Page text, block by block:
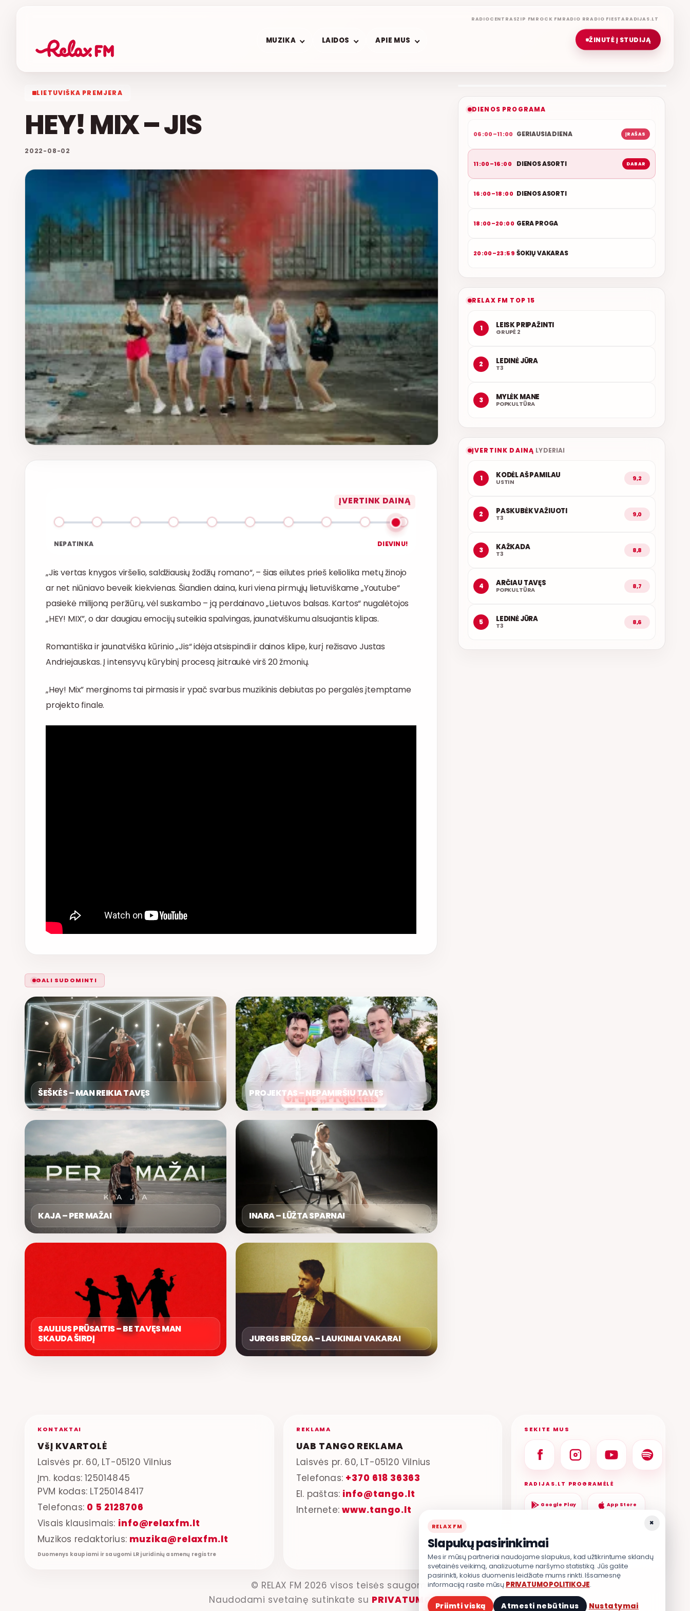
RADIOCENTRASZIP FM ROCK FM RADIO RRADIO FIESTARADIJAS.LT
ŽINUTĖ Į STUDIJĄ
MUZIKA LAIDOS APIE MUS
LIETUVIŠKA PREMJERA
HEY! MIX – JIS
2022-08-02
ĮVERTINK DAINĄ
NEPATINKA DIEVINU!
„Jis vertas knygos viršelio, saldžiausių žodžių romano“, – šias eilutes prieš keliolika metų žinojo
ar net niūniavo beveik kiekvienas. Šiandien daina, kuri viena pirmųjų lietuviškame „Youtube“
pasiekė milijoną peržiūrų, vėl suskambo – ją perdainavo „Lietuvos balsas. Kartos“ nugalėtojos
„HEY! MIX”, o dar daugiau emocijų suteikia spalvingas, jaunatviškumu alsuojantis klipas.
Romantiška ir jaunatviška kūrinio „Jis“ idėja atsispindi ir dainos klipe, kurį režisavo Justas
Andriejauskas. Į intensyvų kūrybinį procesą įsitraukė virš 20 žmonių.
„Hey! Mix” merginoms tai pirmasis ir ypač svarbus muzikinis debiutas po pergalės įtemptame
projekto finale.
GALI SUDOMINTI
ŠEŠKĖS – MAN REIKIA TAVĘS PROJEKTAS – NEPAMIRŠIU TAVĘS
KAJA – PER MAŽAI INARA – LŪŽTA SPARNAI
SAULIUS PRŪSAITIS – BE TAVĘS MAN
SKAUDA ŠIRDĮ
JURGIS BRŪZGA – LAUKINIAI VAKARAI
ETERYJE
DIENOS ASORTI REMIGIJUS LUKOČIUS
DIENOS PROGRAMA
06:00–11:00 GERIAUSIA DIENA ĮRAŠAS
11:00–16:00 DIENOS ASORTI DABAR
16:00–18:00 DIENOS ASORTI
18:00–20:00 GERA PROGA
20:00–23:59 ŠOKIŲ VAKARAS
RELAX FM TOP 15
1 LEISK PRIPAŽINTI
GRUPĖ 2
2 LEDINĖ JŪRA
T3
3 MYLĖK MANE
POPKULTŪRA
ĮVERTINK DAINĄ LYDERIAI
1 KODĖL AŠ PAMILAU
USTIN 9,2
2 PASKUBĖK VAŽIUOTI
T3 9,0
3 KAŽKADA
T3 8,8
4 ARČIAU TAVĘS
POPKULTŪRA 8,7
5 LEDINĖ JŪRA
T3 8,6
KONTAKTAI
VšĮ KVARTOLĖ
Laisvės pr. 60, LT-05120 Vilnius
Įm. kodas: 125014845
PVM kodas: LT250148417
Telefonas: 0 5 2128706
Visais klausimais: info@relaxfm.lt
Muzikos redaktorius: muzika@relaxfm.lt
Duomenys kaupiami ir saugomi LR juridinių asmenų registre
REKLAMA
UAB TANGO REKLAMA
Laisvės pr. 60, LT-05120 Vilnius
Telefonas: +370 618 36363
El. paštas: info@tango.lt
Internete:www.tango.lt
SEKITE MUS
RADIJAS.LT PROGRAMĖLĖ
Google Play App Store
© RELAX FM 2026 visos teisės saugomos.
Naudodami svetainę sutinkate su PRIVATUMO POLITIKA.
×
RELAX FM
Slapukų pasirinkimai
Mes ir mūsų partneriai naudojame slapukus, kad užtikrintume sklandų
svetainės veikimą, analizuotume naršymo statistiką. Jūs galite
pasirinkti, kokius duomenis leidžiate mums rinkti. Išsamesnę
informaciją rasite mūsų PRIVATUMO POLITIKOJE.
Priimti viską Atmesti nebūtinus Nustatymai